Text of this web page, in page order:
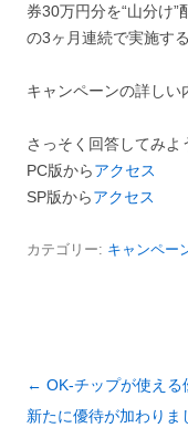
券30万円分を“山分け
の3ヶ月連続で実施す
キャンペーンの詳しい
さっそく回答してみよ
PC版からアクセス
SP版からアクセス
カテゴリー: キャンペー
投
稿
← OK-チップが使える
新たに優待が加わりま